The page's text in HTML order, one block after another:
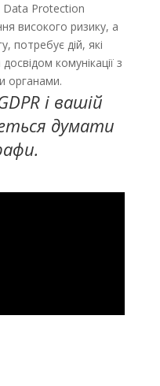
Data Protection
високого ризику, а
потребує дій, які
комунікації з
органами.
і вашій
думати